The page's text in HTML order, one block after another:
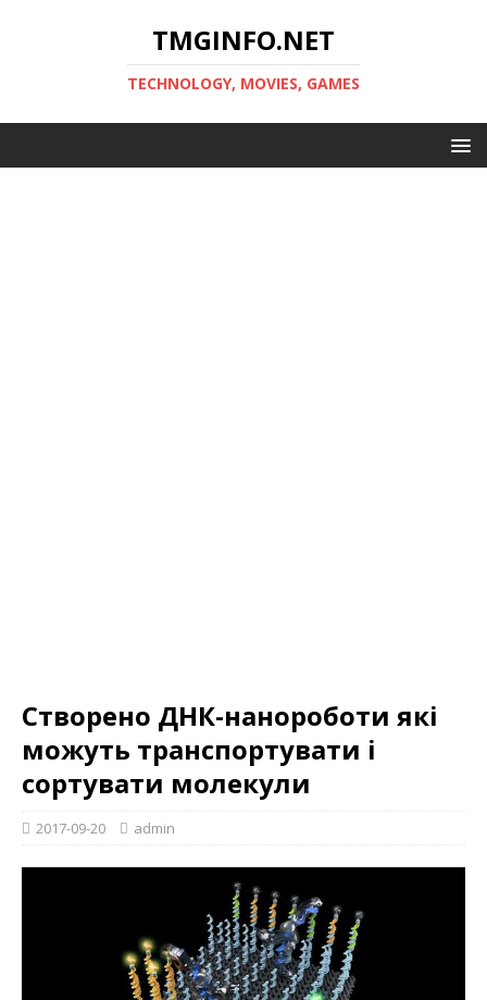
TMGINFO.NET
ТECHNOLOGY, MOVIES, GAMES
Створено ДНК-нанороботи які
можуть транспортувати і
сортувати молекули
2017-09-20 admin